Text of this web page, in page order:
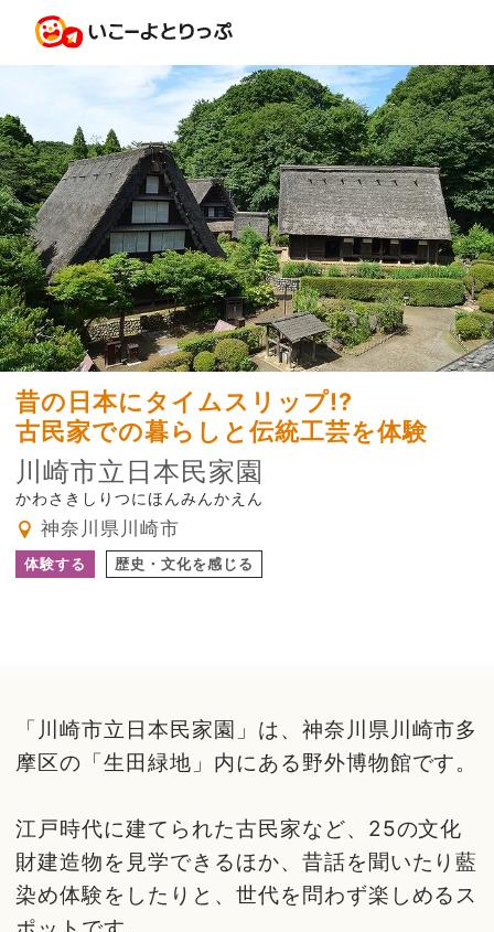
昔の日本にタイムスリップ!?
古民家での暮らしと伝統工芸を体験
川崎市立日本民家園
かわさきしりつにほんみんかえん
神奈川県川崎市
体験する 歴史・文化を感じる
「川崎市立日本民家園」は、神奈川県川崎市多
摩区の「生田緑地」内にある野外博物館です。
江戸時代に建てられた古民家など、25の文化
財建造物を見学できるほか、昔話を聞いたり藍
染め体験をしたりと、世代を問わず楽しめるス